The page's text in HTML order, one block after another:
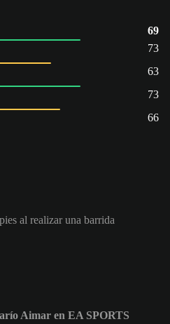
69
73
63
73
66
al realizar una barrida
Aimar en EA SPORTS